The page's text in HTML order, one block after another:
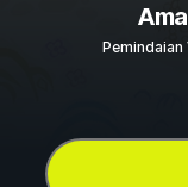
Pemindaian